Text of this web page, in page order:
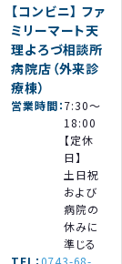
【コンビニ】 ファ
ミリーマート天
理よろづ相談所
病院店（外来診
療棟）
営業時間 7:30～
18:00
【定休
日】
土日祝
および
病院の
休みに
準じる
TEL 0743-68-